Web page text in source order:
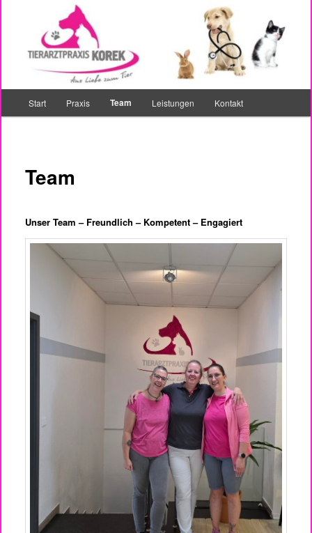
springenTierarztpraxis Korek
Ihr Tierarzt in Bochum Riemke
Start Praxis Team Leistungen Kontakt
Team
Unser Team – Freundlich – Kompetent – Engagiert